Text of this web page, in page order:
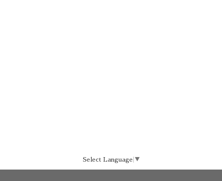
Select Language ▼